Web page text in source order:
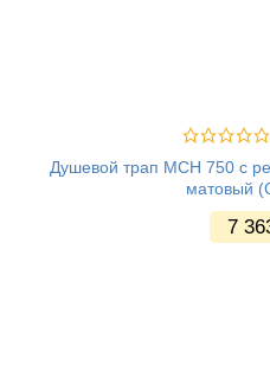
Душевой трап MCH 750 с
матовый
7